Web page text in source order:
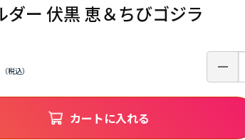
ダー 伏黒 恵＆ちびゴジラ
カートに入れる